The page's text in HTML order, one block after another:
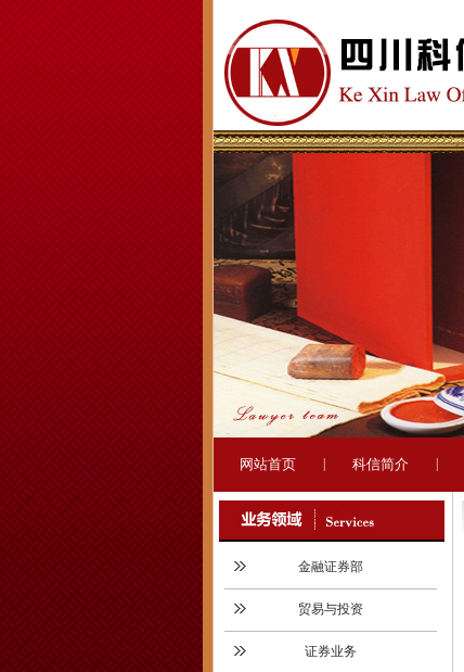
网站首页 科信简介
金融证券部
贸易与投资
证券业务